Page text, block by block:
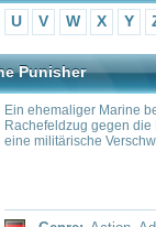
auf einem
Familie und wird in